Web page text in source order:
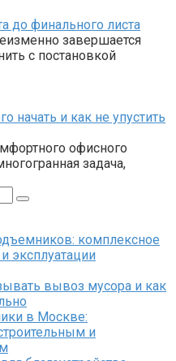
до финального листа
завершается
с постановкой
начать и как не упустить
офисного
задача,
комплексное
эксплуатации
вывоз мусора и как
в Москве:
и